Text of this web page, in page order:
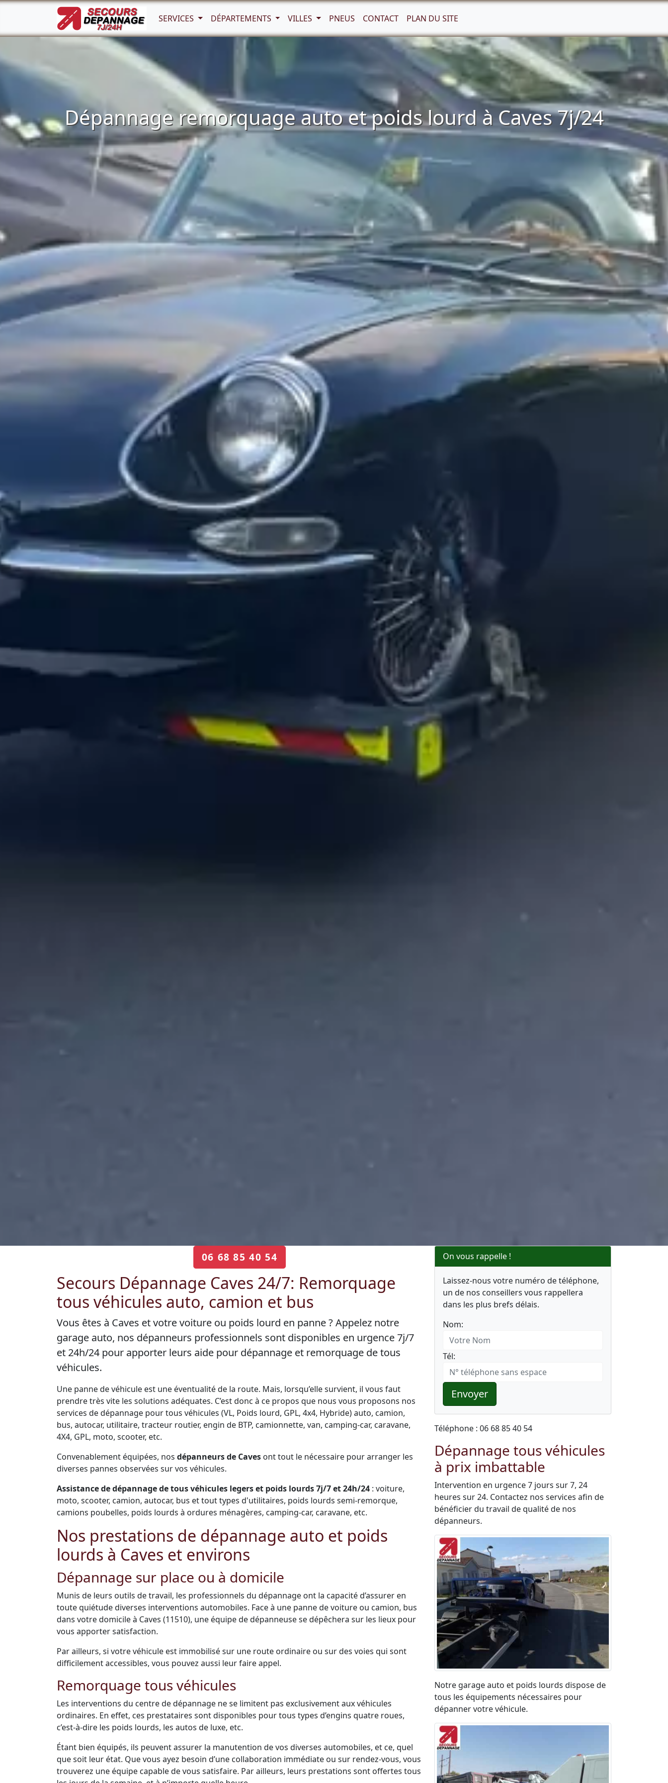
SERVICES DÉPARTEMENTS VILLES PNEUS CONTACT PLAN DU SITE
Dépannage remorquage auto et poids lourd à Caves 7j/24
06 68 85 40 54
Secours Dépannage Caves 24/7: Remorquage
tous véhicules auto, camion et bus
Vous êtes à Caves et votre voiture ou poids lourd en panne ? Appelez notre
garage auto, nos dépanneurs professionnels sont disponibles en urgence 7j/7
et 24h/24 pour apporter leurs aide pour dépannage et remorquage de tous
véhicules.
Une panne de véhicule est une éventualité de la route. Mais, lorsqu’elle survient, il vous faut
prendre très vite les solutions adéquates. C’est donc à ce propos que nous vous proposons nos
services de dépannage pour tous véhicules (VL, Poids lourd, GPL, 4x4, Hybride) auto, camion,
bus, autocar, utilitaire, tracteur routier, engin de BTP, camionnette, van, camping-car, caravane,
4X4, GPL, moto, scooter, etc.
Convenablement équipées, nos dépanneurs de Caves ont tout le nécessaire pour arranger les
diverses pannes observées sur vos véhicules.
Assistance de dépannage de tous véhicules legers et poids lourds 7j/7 et 24h/24 : voiture,
moto, scooter, camion, autocar, bus et tout types d'utilitaires, poids lourds semi-remorque,
camions poubelles, poids lourds à ordures ménagères, camping-car, caravane, etc.
Nos prestations de dépannage auto et poids
lourds à Caves et environs
Dépannage sur place ou à domicile
Munis de leurs outils de travail, les professionnels du dépannage ont la capacité d’assurer en
toute quiétude diverses interventions automobiles. Face à une panne de voiture ou camion, bus
dans votre domicile à Caves (11510), une équipe de dépanneuse se dépêchera sur les lieux pour
vous apporter satisfaction.
Par ailleurs, si votre véhicule est immobilisé sur une route ordinaire ou sur des voies qui sont
difficilement accessibles, vous pouvez aussi leur faire appel.
Remorquage tous véhicules
Les interventions du centre de dépannage ne se limitent pas exclusivement aux véhicules
ordinaires. En effet, ces prestataires sont disponibles pour tous types d’engins quatre roues,
c’est-à-dire les poids lourds, les autos de luxe, etc.
Étant bien équipés, ils peuvent assurer la manutention de vos diverses automobiles, et ce, quel
que soit leur état. Que vous ayez besoin d’une collaboration immédiate ou sur rendez-vous, vous
trouverez une équipe capable de vous satisfaire. Par ailleurs, leurs prestations sont offertes tous
On vous rappelle !
Laissez-nous votre numéro de téléphone,
un de nos conseillers vous rappellera
dans les plus brefs délais.
Nom:
Tél:
Envoyer
Téléphone : 06 68 85 40 54
Dépannage tous véhicules
à prix imbattable
Intervention en urgence 7 jours sur 7, 24
heures sur 24. Contactez nos services afin de
bénéficier du travail de qualité de nos
dépanneurs.
Notre garage auto et poids lourds dispose de
tous les équipements nécessaires pour
dépanner votre véhicule.